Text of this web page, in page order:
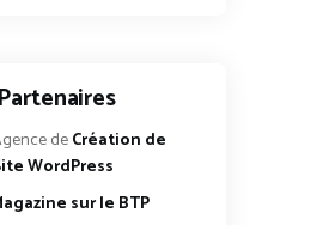
deCréation de
WordPress
sur le BTP